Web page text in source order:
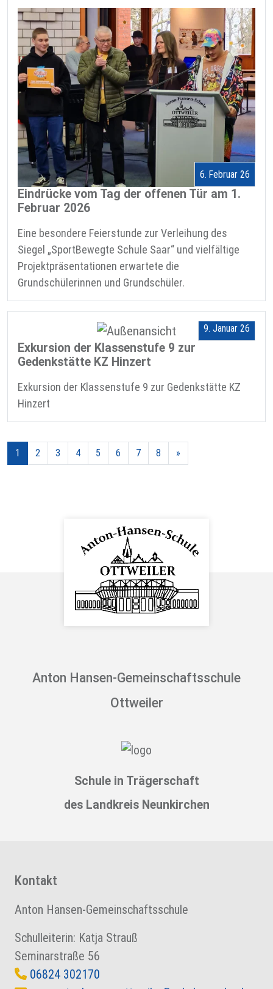
6. Februar 26
Eindrücke vom Tag der offenen Tür am 1.
Februar 2026
Eine besondere Feierstunde zur Verleihung des
Siegel „SportBewegte Schule Saar“ und vielfältige
Projektpräsentationen erwartete die
Grundschülerinnen und Grundschüler.
9. Januar 26
Exkursion der Klassenstufe 9 zur
Gedenkstätte KZ Hinzert
Exkursion der Klassenstufe 9 zur Gedenkstätte KZ
Hinzert
1 2 3 4 5 6 7 8 »
Anton Hansen-Gemeinschaftsschule
Ottweiler
Schule in Trägerschaft
des Landkreis Neunkirchen
Kontakt
Anton Hansen-Gemeinschaftsschule
Schulleiterin: Katja Strauß
Seminarstraße 56
06824 302170